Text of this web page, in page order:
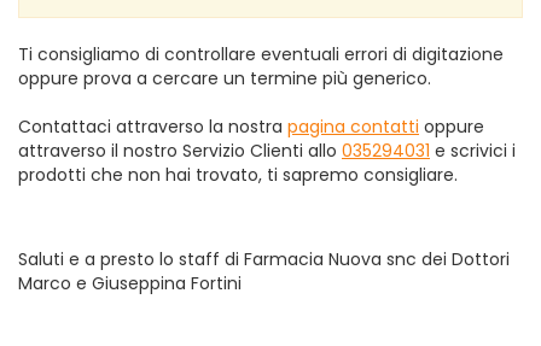
Ti consigliamo di controllare eventuali errori di digitazione
oppure prova a cercare un termine più generico.
Contattaci attraverso la nostra pagina contatti oppure
attraverso il nostro Servizio Clienti allo 035294031 e scrivici i
prodotti che non hai trovato, ti sapremo consigliare.
Saluti e a presto lo staff di Farmacia Nuova snc dei Dottori
Marco e Giuseppina Fortini